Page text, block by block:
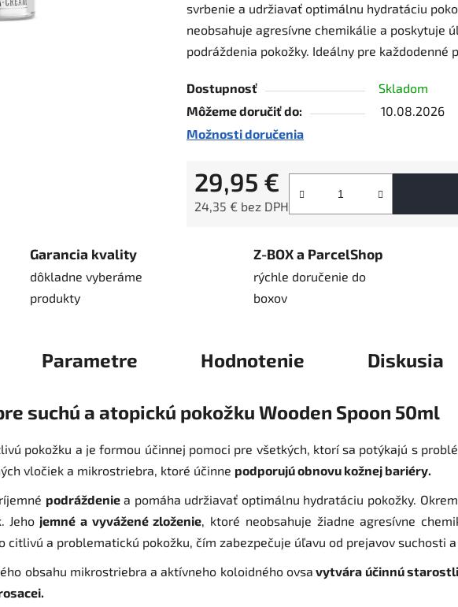
z
5
hviezdičiek.
svrbenie a udržiavať optimálnu hydratáciu
neobsahuje agresívne chemikálie a poskytuje
podráždenia pokožky. Ideálny pre každodenné
Dostupnosť
Skladom
Môžeme doručiť do:
10.08.2026
Možnosti doručenia
29,95 €
24,35 € bez DPH
Garancia kvality
dôkladne vyberáme
produkty
Z-BOX a ParcelShop
rýchle doručenie do
boxov
Parametre Hodnotenie Diskusia
suchú a atopickú pokožku Wooden Spoon 50ml
pokožku a je formou účinnej pomoci pre všetkých, ktorí sa potýkajú s
vločiek a mikrostriebra, ktoré účinne podporujú obnovu kožnej bariéry.
podráždeniea pomáha udržiavať optimálnu hydratáciu pokožky.
Jeho jemné a vyvážené zloženie, ktoré neobsahuje žiadne agresívne
o citlivú a problematickú pokožku, čím zabezpečuje úľavu od prejavov suchosti
obsahu mikrostriebra a aktívneho koloidného ovsa vytvára účinnú